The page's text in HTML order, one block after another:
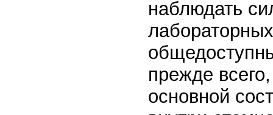
наблюдать
прежде
основной